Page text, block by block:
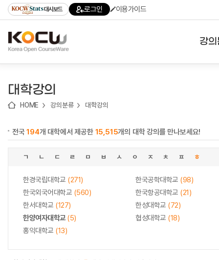
기
기
기
content)
가
대시보드 로그인 이용가이드
강
대학강의
HOME 강의분류 대학강의
전국194개 대학에서 제공한 15,515개의 대학 강의를 만나보세요!
ㄱ ㄴ ㄷ ㄹ ㅁ ㅂ ㅅ ㅇ ㅈ ㅊ ㅍ ㅎ
한경국립대학교 (271) 한국공학대학교 (98)
한국외국어대학교 (560) 한국항공대학교 (21)
한서대학교 (127) 한성대학교 (72)
한양여자대학교(5) 협성대학교 (18)
홍익대학교 (13)